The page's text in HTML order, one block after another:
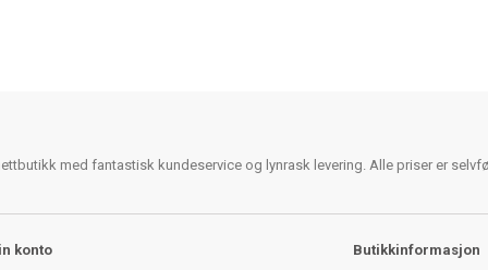
med fantastisk kundeservice og lynrask levering. Alle priser er
konto Butikkinformasjon